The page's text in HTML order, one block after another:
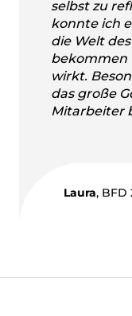
selbst zu
konnte ich
die Welt
bekommen
wirkt.
das große
Mitarbeiter
Laura, BFD